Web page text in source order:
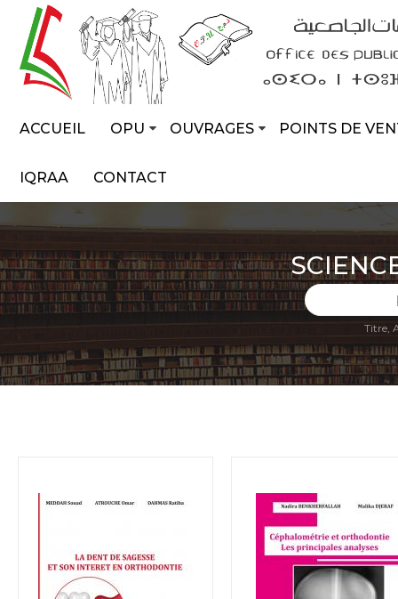
ACCUEIL OPU OUVRAGES POINTS DE
IQRAA CONTACT
Titre,